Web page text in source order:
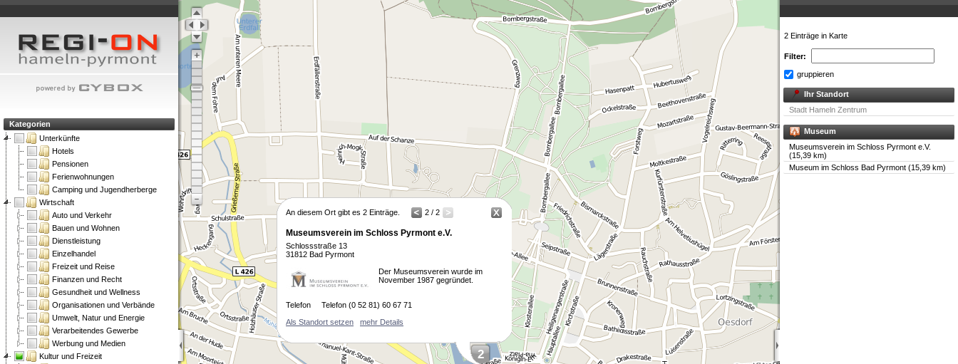
Kategorien
Unterkünfte
Hotels
Pensionen
Ferienwohnungen
Camping und Jugendherberge
Wirtschaft
Auto und Verkehr
Bauen und Wohnen
Dienstleistung
Einzelhandel
Freizeit und Reise
Finanzen und Recht
Gesundheit und Wellness
Organisationen und Verbände
Umwelt, Natur und Energie
Verarbeitendes Gewerbe
Werbung und Medien
Kultur und Freizeit
2
An diesem Ort gibt es 2 Einträge. 2 / 2
Museumsverein im Schloss Pyrmont e.V.
Schlossstraße 13
31812 Bad Pyrmont
Der Museumsverein wurde im
November 1987 gegründet.
Telefon
Telefon (0 52 81) 60 67 71
Als Standort setzen
mehr Details
2 Einträge in Karte
Filter:
gruppieren
Ihr Standort
Stadt Hameln Zentrum
Museum
Museumsverein im Schloss Pyrmont e.V.
(15,39 km)
Museum im Schloss Bad Pyrmont (15,39 km)